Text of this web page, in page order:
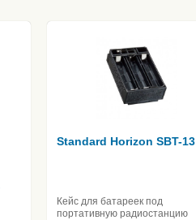
Standard Horizon SBT-13
Кейс для батареек под
портативную радиостанцию